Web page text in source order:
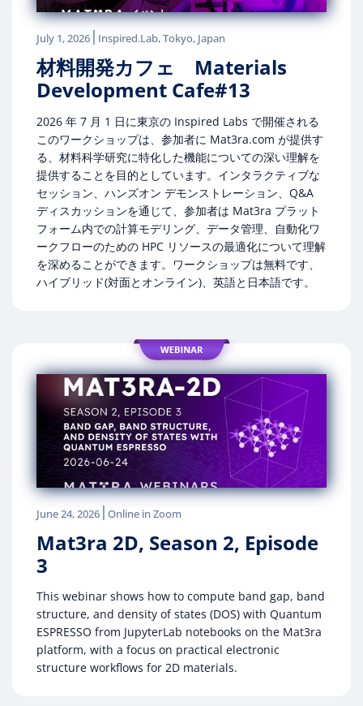
July 1, 2026 | Inspired.Lab, Tokyo, Japan
材料開発カフェ Materials
Development Cafe#13
2026 年 7 月 1 日に東京の Inspired Labs で開催される
このワークショップは、参加者に Mat3ra.com が提供す
る、材料科学研究に特化した機能についての深い理解を
提供することを目的としています。インタラクティブな
セッション、ハンズオン デモンストレーション、Q&A
ディスカッションを通じて、参加者は Mat3ra プラット
フォーム内での計算モデリング、データ管理、自動化ワ
ークフローのための HPC リソースの最適化について理解
を深めることができます。ワークショップは無料です、
ハイブリッド(対面とオンライン)、英語と日本語です。
June 24, 2026 | Online in Zoom
Mat3ra 2D, Season 2, Episode
3
This webinar shows how to compute band gap, band
structure, and density of states (DOS) with Quantum
ESPRESSO from JupyterLab notebooks on the Mat3ra
platform, with a focus on practical electronic
structure workflows for 2D materials.